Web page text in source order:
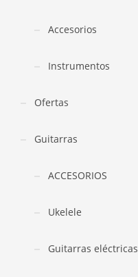
Accesorios
Instrumentos
Ofertas
Guitarras
ACCESORIOS
Ukelele
Guitarras eléctricas